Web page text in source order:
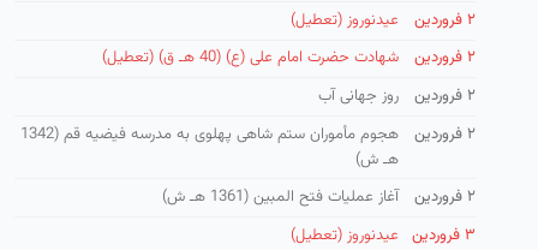
۲ فروردین
عیدنوروز (تعطیل)
۲ فروردین
شهادت حضرت امام علی (ع) (40 هـ ق) (تعطیل)
۲ فروردین
روز جهانی آب
۲ فروردین
هجوم مأموران ستم شاهی پهلوی به مدرسه فیضیه قم (1342
هـ ش)
۲ فروردین
آغاز عملیات فتح المبین (1361 هـ ش)
۳ فروردین
عیدنوروز (تعطیل)